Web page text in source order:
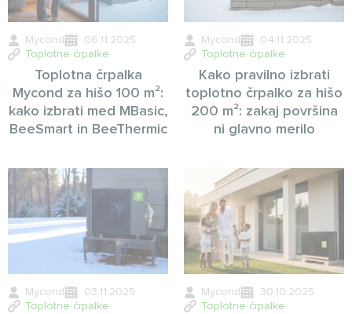
Mycond
06.11.2025
Toplotne črpalke
Toplotna črpalka
Mycond za hišo 100 m²:
kako izbrati med MBasic,
BeeSmart in BeeThermic
Mycond
04.11.2025
Toplotne črpalke
Kako pravilno izbrati
toplotno črpalko za hišo
200 m²: zakaj površina
ni glavno merilo
Mycond
03.11.2025
Toplotne črpalke
Mycond
30.10.2025
Toplotne črpalke